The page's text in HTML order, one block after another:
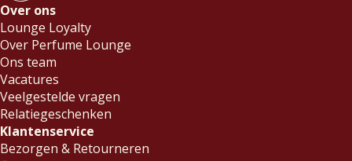
Over ons
Lounge Loyalty
Over Perfume Lounge
Ons team
Vacatures
Veelgestelde vragen
Relatiegeschenken
Klantenservice
Bezorgen & Retourneren